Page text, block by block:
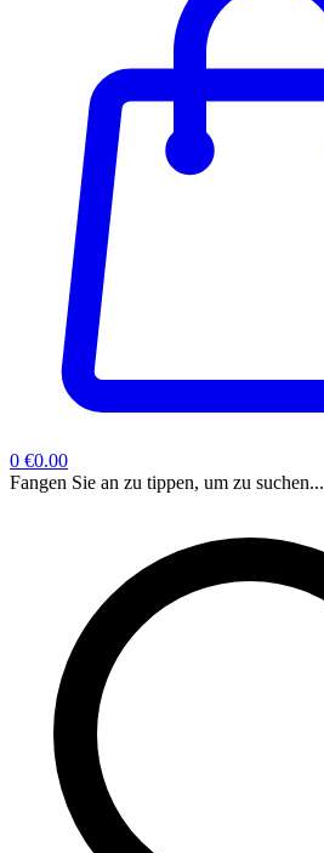
0 €0.00
Fangen Sie an zu tippen, um zu suchen...